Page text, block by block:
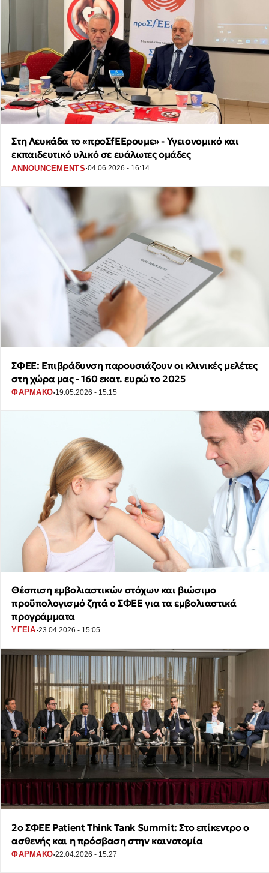
Στη Λευκάδα το «προΣfΕΕρουμε» - Υγειονομικό και
εκπαιδευτικό υλικό σε ευάλωτες ομάδες
ANNOUNCEMENTS·04.06.2026 - 16:14
ΣΦΕΕ: Επιβράδυνση παρουσιάζουν οι κλινικές μελέτες
στη χώρα μας - 160 εκατ. ευρώ το 2025
ΦΑΡΜΑΚΟ·19.05.2026 - 15:15
Θέσπιση εμβολιαστικών στόχων και βιώσιμο
προϋπολογισμό ζητά ο ΣΦΕΕ για τα εμβολιαστικά
προγράμματα
ΥΓΕΙΑ·23.04.2026 - 15:05
2ο ΣΦΕΕ Patient Think Tank Summit: Στο επίκεντρο ο
ασθενής και η πρόσβαση στην καινοτομία
ΦΑΡΜΑΚΟ·22.04.2026 - 15:27